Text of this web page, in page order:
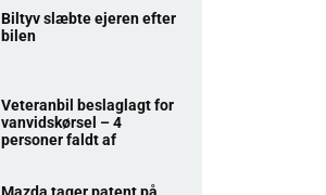
Biltyv slæbte ejeren efter
bilen
Veteranbil beslaglagt for
vanvidskørsel – 4
personer faldt af
Mazda tager patent på